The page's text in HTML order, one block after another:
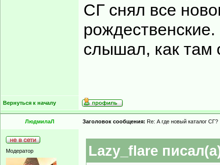
СГ снял все
слышал, как там
Вернуться к началу
ЛюдмилаЛ Заголовок сообщения: Re: А где новый каталог СГ?
Модератор Lazy_flare